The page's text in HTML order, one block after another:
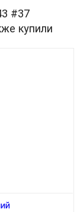
#37
купили